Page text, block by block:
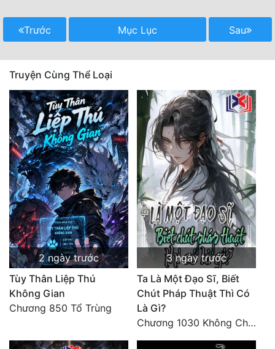
Trước Mục Lục Sau
Truyện Cùng Thể Loại
2 ngày trước
Tùy Thân Liệp Thú
Không Gian
Chương 850 Tổ Trùng
3 ngày trước
Ta Là Một Đạo Sĩ, Biết
Chút Pháp Thuật Thì Có
Là Gì?
Chương 1030 Không Chi Hoàng Nguyên Đại Hư